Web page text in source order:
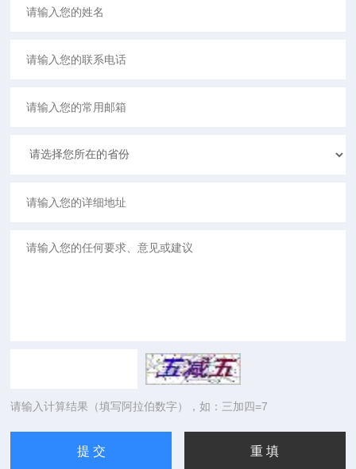
请输入计算结果（填写阿拉伯数字），如：三加四=7